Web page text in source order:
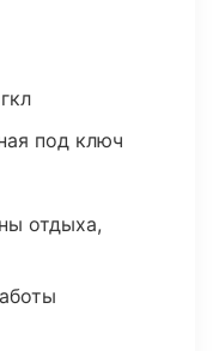
под ключ
отдыха,